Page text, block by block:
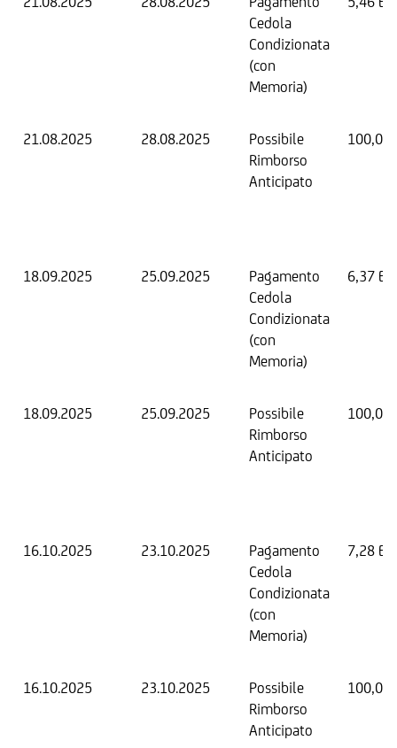
Cedola
Condizionata
(con
Memoria)
21.08.2025 28.08.2025
Possibile
Rimborso
Anticipato
100,00
18.09.2025 25.09.2025
Pagamento
Cedola
Condizionata
(con
Memoria)
6,37
18.09.2025 25.09.2025
Possibile
Rimborso
Anticipato
100,00
16.10.2025 23.10.2025
Pagamento
Cedola
Condizionata
(con
Memoria)
7,28
16.10.2025 23.10.2025
Possibile
Rimborso
Anticipato
100,00